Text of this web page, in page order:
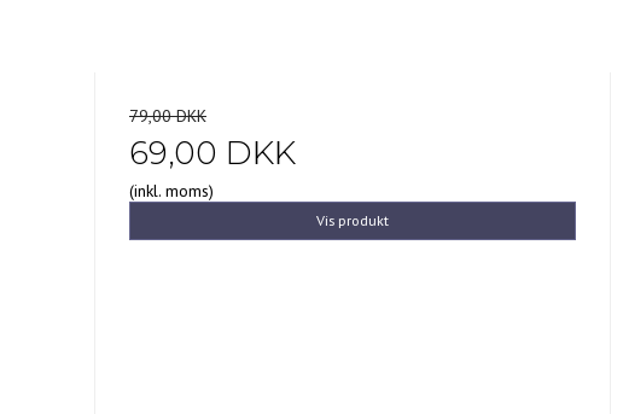
79,00 DKK
69,00 DKK
(inkl. moms)
Vis produkt